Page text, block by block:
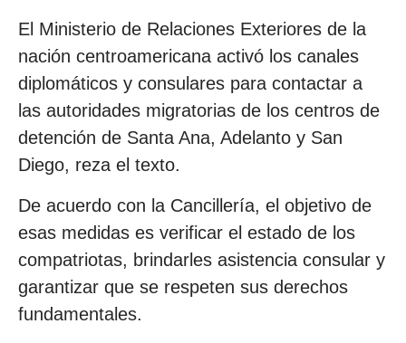
El Ministerio de Relaciones Exteriores de la
nación centroamericana activó los canales
diplomáticos y consulares para contactar a
las autoridades migratorias de los centros de
detención de Santa Ana, Adelanto y San
Diego, reza el texto.
De acuerdo con la Cancillería, el objetivo de
esas medidas es verificar el estado de los
compatriotas, brindarles asistencia consular y
garantizar que se respeten sus derechos
fundamentales.